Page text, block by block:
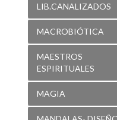
MAESTROS
ESPIRITUALES
MAGIA
MANDALAS-
PARA COLOREAR
MARTINISMO